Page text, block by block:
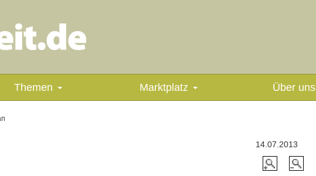
Themen Marktplatz Über uns
14.07.2013